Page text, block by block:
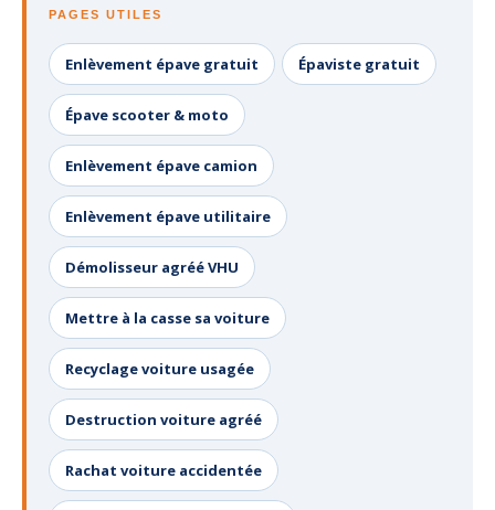
PAGES UTILES
Enlèvement épave gratuit Épaviste gratuit
Épave scooter & moto
Enlèvement épave camion
Enlèvement épave utilitaire
Démolisseur agréé VHU
Mettre à la casse sa voiture
Recyclage voiture usagée
Destruction voiture agréé
Rachat voiture accidentée